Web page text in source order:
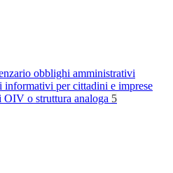
obblighi amministrativi
informativi per cittadini e imprese
OIV o struttura analoga 5